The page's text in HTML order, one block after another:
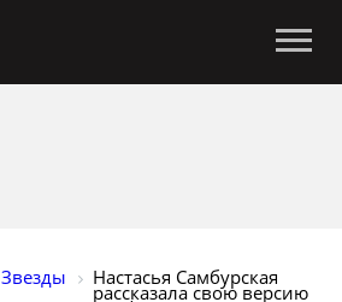
Звезды Настасья Самбурская
рассказала свою версию